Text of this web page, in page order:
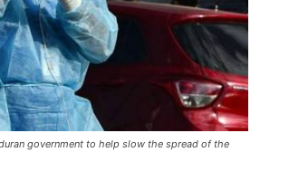
government to help slow the spread of the